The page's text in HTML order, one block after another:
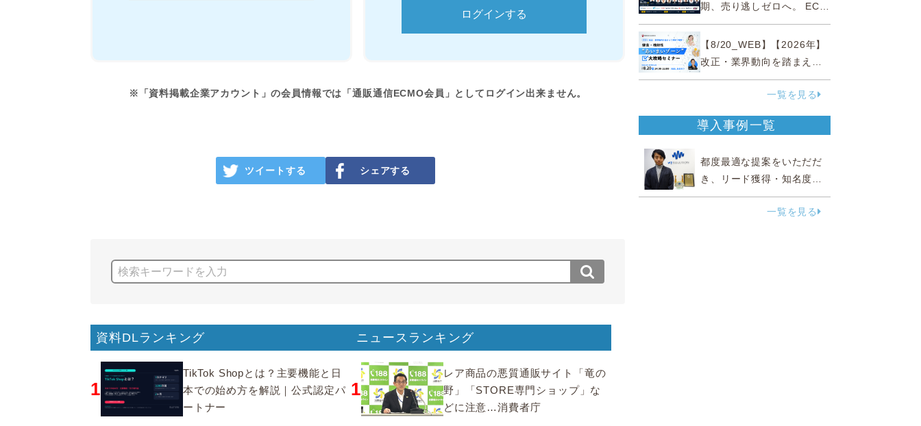
※「資料掲載企業アカウント」の会員情報では「通販通信ECMO会員」としてログイン出来ません。
ツイートする シェアする
資料DLランキング
1
TikTok Shopとは？主要機能と日
本での始め方を解説｜公式認定パ
ートナー
ニュースランキング
1
レア商品の悪質通販サイト「竜の
野」「STORE専門ショップ」な
どに注意…消費者庁
期、売り逃しゼロへ。 EC運
営効率化と機会損失を防ぐ
『直前チェックポイント』
【8/20_WEB】【2026年】
改正・業界動向を踏まえて
事例で理解 健食・機能
性“あいまいゾーン”大攻略セ
一覧を見る
導入事例一覧
都度最適な提案をいただだ
き、リード獲得・知名度向
上に効果実感
一覧を見る